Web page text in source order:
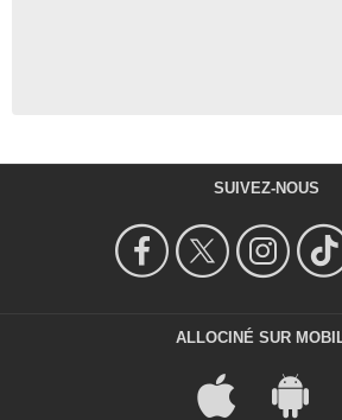
SUIVEZ-NOUS
ALLOCINÉ SUR